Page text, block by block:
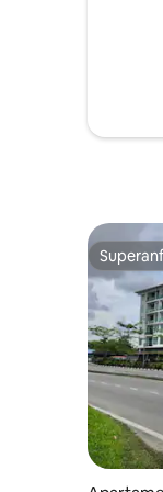
cocina y
de papel